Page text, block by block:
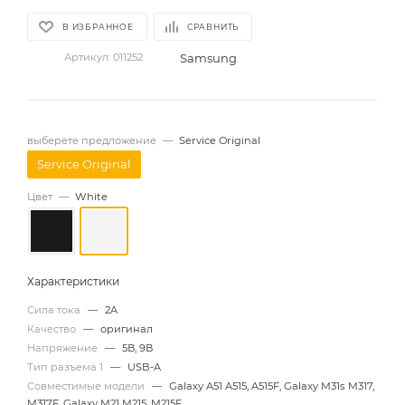
В ИЗБРАННОЕ СРАВНИТЬ
Артикул: 011252 Samsung
выберете предложение — Service Original
Service Original
Цвет — White
Характеристики
Сила тока — 2A
Качество — оригинал
Напряжение — 5В, 9В
Тип разъема 1
—
USB-A
Совместимые модели
— Galaxy A51 A515, A515F, Galaxy M31s M317,